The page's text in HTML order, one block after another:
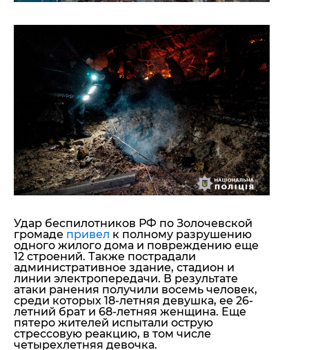
Удар беспилотников РФ по Золочевской
громаде привел к полному разрушению
одного жилого дома и повреждению еще
12 строений. Также пострадали
административное здание, стадион и
линии электропередачи. В результате
атаки ранения получили восемь человек,
среди которых 18-летняя девушка, ее 26-
летний брат и 68-летняя женщина. Еще
пятеро жителей испытали острую
стрессовую реакцию, в том числе
четырехлетняя девочка.